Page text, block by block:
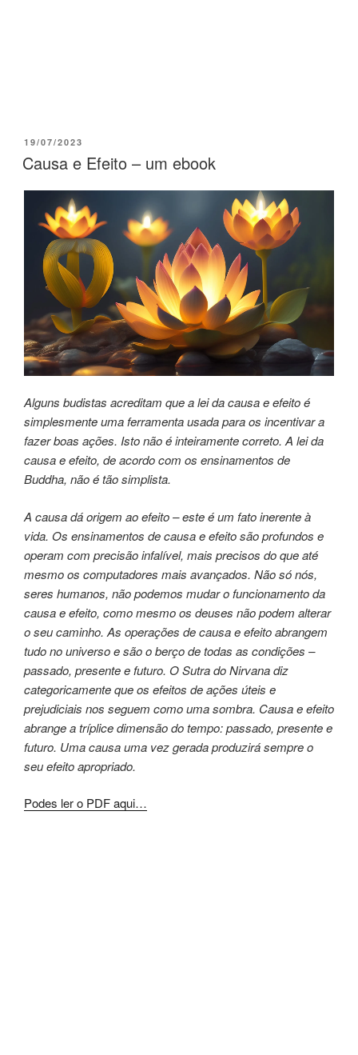
19/07/2023
Causa e Efeito – um ebook
Alguns budistas acreditam que a lei da causa eefeito é
simplesmente uma ferramenta usada paraos incentivar a
fazer boas ações. Isto não é inteiramentecorreto. A lei da
causa e efeito, de acordo com os ensinamentos de
Buddha, não é tão simplista.
A causa dá origem ao efeito – este é um fato inerenteà
vida. Os ensinamentos de causa e efeitosão profundos e
operam com precisão infalível, mais precisos do que até
mesmo os computadores mais avançados. Não só nós,
seres humanos, não podemos mudar o funcionamento da
causae efeito, como mesmo os deuses não podem alterar
o seu caminho. As operações de causa e efeitoabrangem
tudo no universo e são o berço de todas as condições –
passado, presente e futuro. O Sutrado Nirvana diz
categoricamente que os efeitos deações úteis e
prejudiciais nos seguem como umasombra. Causa e efeito
abrange a tríplice dimensãodo tempo: passado, presente e
futuro. Umacausa uma vez gerada produzirá sempre o
seuefeito apropriado.
Podes ler o PDF aqui…